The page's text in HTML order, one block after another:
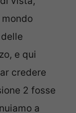
e qui
credere
2 fosse
a